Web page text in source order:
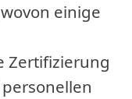
einige
Zertifizierung